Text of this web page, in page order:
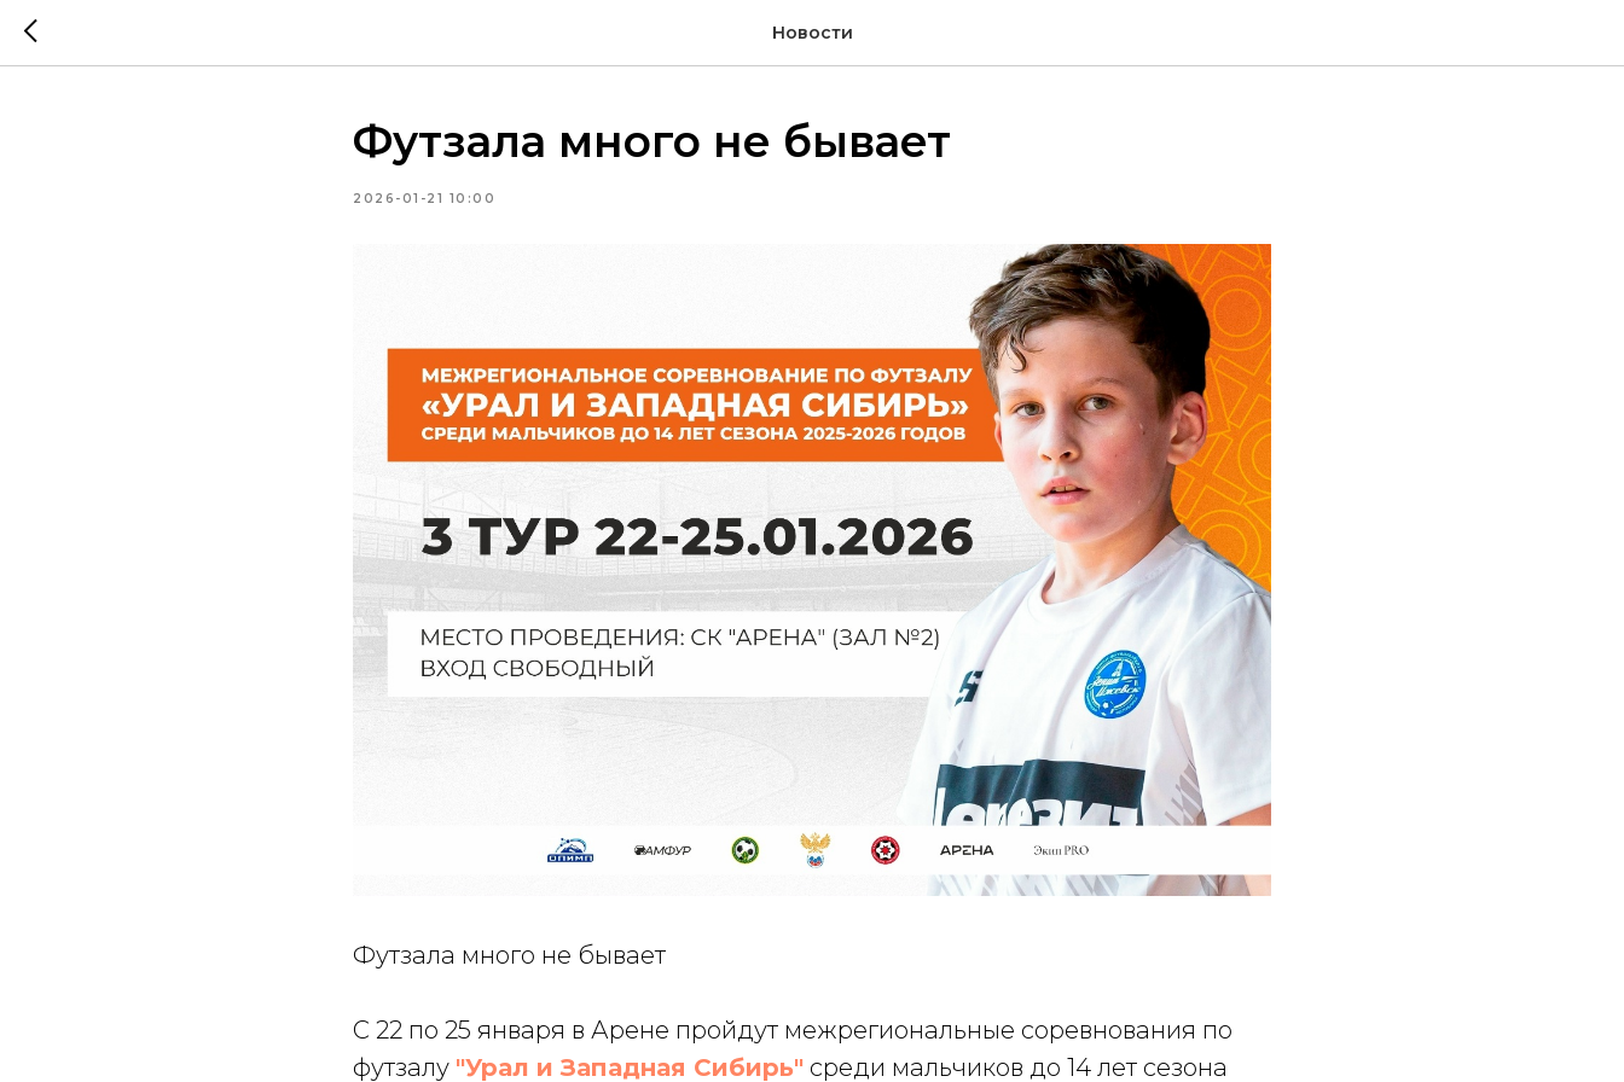
Новости
Футзала много не бывает
2026-01-21 10:00
Футзала много не бывает
С 22 по 25 января в Арене пройдут межрегиональные соревнования по
футзалу "Урал и Западная Сибирь" среди мальчиков до 14 лет сезона